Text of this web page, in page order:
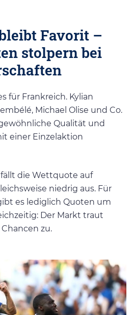
Favorit –
stolpern bei
für Frankreich. Kylian
Michael Olise und Co.
Qualität und
einer Einzelaktion
die Wettquote auf
niedrig aus. Für
es lediglich Quoten um
Der Markt traut
zu.